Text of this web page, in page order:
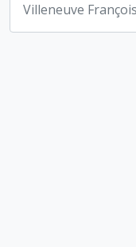
Villeneuve François